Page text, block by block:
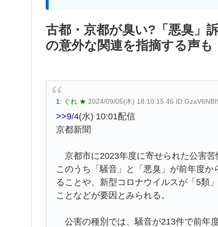
古都・京都が臭い?「悪臭」
の意外な関連を指摘する声も
1: ぐれ ★ 2024/09/05(木) 18:10:15.46
>>9/4(水) 10:01配信
京都新聞
京都市に2023年度に寄せられた公害
このうち「騒音」と「悪臭」が前年度
ることや、新型コロナウイルスが「5類
ことなどが要因とみられる。
公害の種別では、騒音が213件で前年